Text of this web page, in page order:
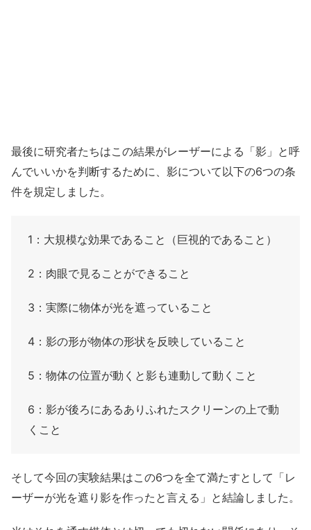
最後に研究者たちはこの結果がレーザーによる「影」と呼
んでいいかを判断するために、影について以下の6つの条
件を規定しました。
1：大規模な効果であること（巨視的であること）
2：肉眼で見ることができること
3：実際に物体が光を遮っていること
4：影の形が物体の形状を反映していること
5：物体の位置が動くと影も連動して動くこと
6：影が後ろにあるありふれたスクリーンの上で動
くこと
そして今回の実験結果はこの6つを全て満たすとして「レ
ーザーが光を遮り影を作ったと言える」と結論しました。